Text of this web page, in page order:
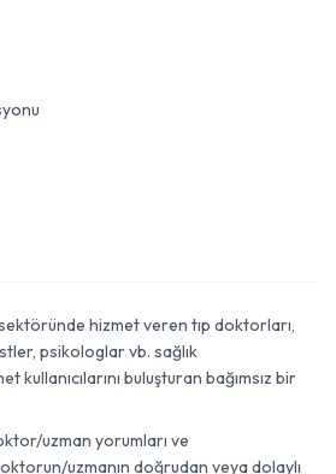
hizmet veren tıp doktorları,
psikologlar vb. sağlık
buluşturan bağımsız bir
uzman yorumları ve
uzmanın doğrudan veya dolaylı